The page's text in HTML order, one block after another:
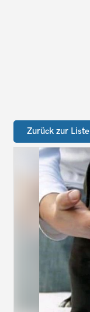
Zurück zur Liste